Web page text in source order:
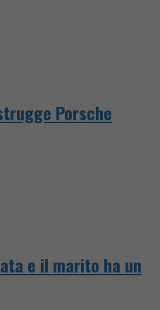
Porsche
e il marito ha un